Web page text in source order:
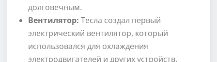
долговечным.
Вентилятор: Тесла создал первый
электрический вентилятор, который
использовался для охлаждения
электродвигателей и других устройств.